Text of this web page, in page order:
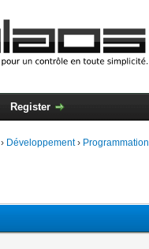
Register
› Développement› Programmation